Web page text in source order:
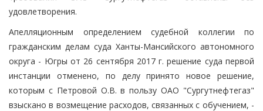
удовлетворения.
Апелляционным определением судебной коллегии по
гражданским делам суда Ханты-Мансийского автономного
округа - Югры от 26 сентября 2017 г. решение суда первой
инстанции отменено, по делу принято новое решение,
которым с Петровой О.В. в пользу ОАО "Сургутнефтегаз"
взыскано в возмещение расходов, связанных с обучением, -